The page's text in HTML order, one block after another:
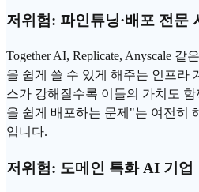
저위험: 파인튜닝·배포 전문
Together AI, Replicate, Anyscale
을 쉽게 쓸 수 있게 해주는 인프라
스가 강해질수록 이들의 가치도
을 쉽게 배포하는 문제"는 여전히
입니다.
저위험: 도메인 특화 AI 기업